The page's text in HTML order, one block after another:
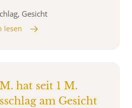
Gesicht
lesen
hat seit 1 M.
am Gesicht